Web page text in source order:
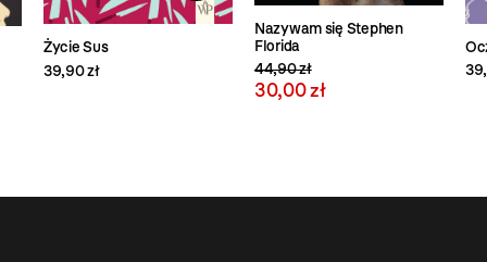
Życie Sus
39,90 zł
Nazywam się Stephen
Florida
44,90 zł
30,00 zł